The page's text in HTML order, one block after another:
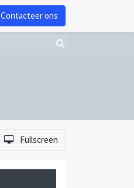
Contacteer ons
Fullscreen